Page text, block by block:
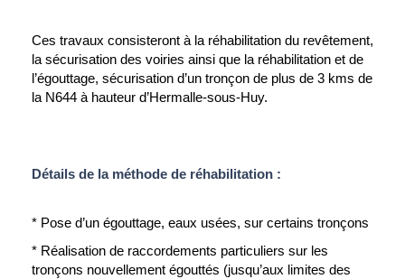
Ces travaux consisteront à la réhabilitation du revêtement,
la sécurisation des voiries ainsi que la réhabilitation et de
l’égouttage, sécurisation d’un tronçon de plus de 3 kms de
la N644 à hauteur d’Hermalle-sous-Huy.
Détails de la méthode de réhabilitation :
* Pose d’un égouttage, eaux usées, sur certains tronçons
* Réalisation de raccordements particuliers sur les
tronçons nouvellement égouttés (jusqu’aux limites des